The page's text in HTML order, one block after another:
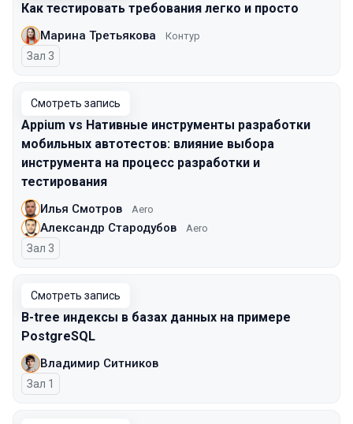
Как тестировать требования легко и просто
Марина Третьякова Контур
Зал 3
Смотреть запись
Appium vs Нативные инструменты разработки
мобильных автотестов: влияние выбора
инструмента на процесс разработки и
тестирования
Илья Смотров Aero
Александр Стародубов Aero
Зал 3
Смотреть запись
B-tree индексы в базах данных на примере
PostgreSQL
Владимир Ситников
Зал 1